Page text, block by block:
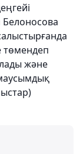
Белоносова
төмендеп
және